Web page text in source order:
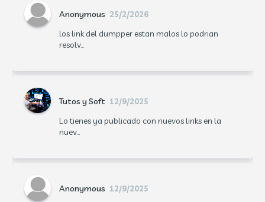
Anonymous 25/2/2026
los link del dumpper estan malos lo podrian
resolv...
Tutos y Soft 12/9/2025
Lo tienes ya publicado con nuevos links en la
nuev...
Anonymous 12/9/2025